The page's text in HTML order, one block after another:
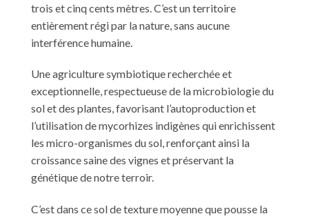
trois et cinq cents mètres. C’est un territoire
entièrement régi par la nature, sans aucune
interférence humaine.
Une agriculture symbiotique recherchée et
exceptionnelle, respectueuse de la microbiologie du
sol et des plantes, favorisant l’autoproduction et
l’utilisation de mycorhizes indigènes qui enrichissent
les micro-organismes du sol, renforçant ainsi la
croissance saine des vignes et préservant la
génétique de notre terroir.
C’est dans ce sol de texture moyenne que pousse la